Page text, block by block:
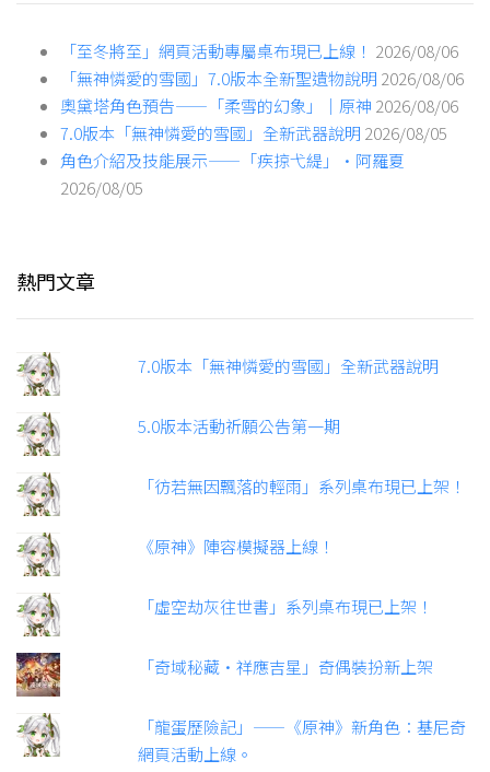
「至冬將至」網頁活動專屬桌布現已上線！ 2026/08/06
「無神憐愛的雪國」7.0版本全新聖遺物說明 2026/08/06
奧黛塔角色預告——「柔雪的幻象」｜原神 2026/08/06
7.0版本「無神憐愛的雪國」全新武器說明 2026/08/05
角色介紹及技能展示——「疾掠弋緹」·阿羅夏
2026/08/05
熱門文章
7.0版本「無神憐愛的雪國」全新武器說明
5.0版本活動祈願公告第一期
「彷若無因飄落的輕雨」系列桌布現已上架！
《原神》陣容模擬器上線！
「虛空劫灰往世書」系列桌布現已上架！
「奇域秘藏·祥應吉星」奇偶裝扮新上架
「龍蛋歷險記」——《原神》新角色：基尼奇
網頁活動上線。